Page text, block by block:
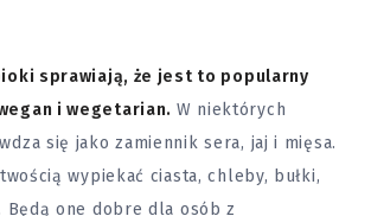
sprawiają, że jest to popularny
i wegetarian. W niektórych
się jako zamiennik sera, jaj i mięsa.
wypiekać ciasta, chleby, bułki,
one dobre dla osób z